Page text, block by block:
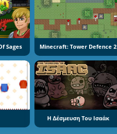
Sages Minecraft: Tower Defence 2
Η Δέσμευση Του Ισαάκ